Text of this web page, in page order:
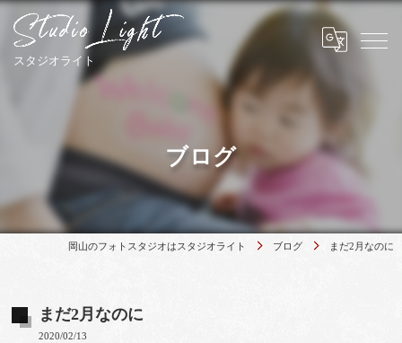
ブログ
岡山のフォトスタジオはスタジオライト ブログ まだ2月なのに
まだ2月なのに
2020/02/13